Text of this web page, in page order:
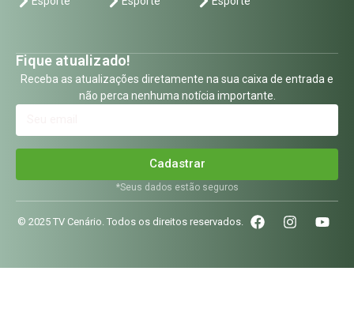
Fique atualizado!
Receba as atualizações diretamente na sua caixa de entrada e
não perca nenhuma notícia importante.
Cadastrar
*Seus dados estão seguros
© 2025 TV Cenário. Todos os direitos reservados.